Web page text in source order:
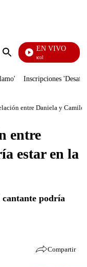
Enviar
EN VIVO
Noticias Caracol
Inscripciones
entre Daniela y Camilo
entre
estar en la
cantante podría
Compartir